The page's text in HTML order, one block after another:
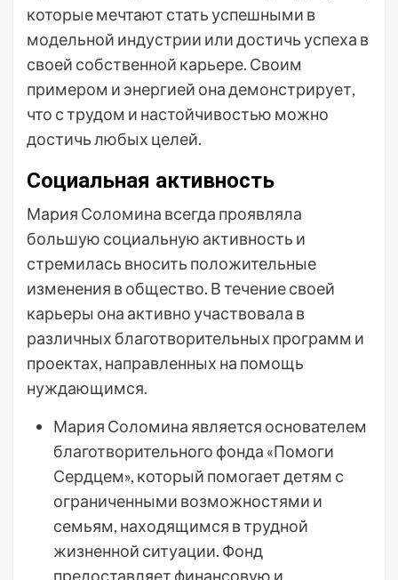
которые мечтают стать успешными в
модельной индустрии или достичь успеха в
своей собственной карьере. Своим
примером и энергией она демонстрирует,
что с трудом и настойчивостью можно
достичь любых целей.
Социальная активность
Мария Соломина всегда проявляла
большую социальную активность и
стремилась вносить положительные
изменения в общество. В течение своей
карьеры она активно участвовала в
различных благотворительных программ и
проектах, направленных на помощь
нуждающимся.
Мария Соломина является основателем
благотворительного фонда «Помоги
Сердцем», который помогает детям с
ограниченными возможностями и
семьям, находящимся в трудной
жизненной ситуации. Фонд
предоставляет финансовую и